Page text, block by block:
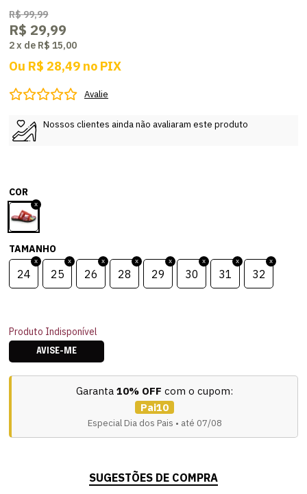
R$ 99,99
R$ 29,99
2x de R$ 15,00
Ou R$ 28,49 no PIX
Avalie
Nossos clientes ainda não avaliaram este produto
COR
TAMANHO
24 25 26 28 29 30 31 32
Produto Indisponível
AVISE-ME
Garanta 10% OFF com o cupom:
Pai10
Especial Dia dos Pais • até 07/08
SUGESTÕES DE COMPRA